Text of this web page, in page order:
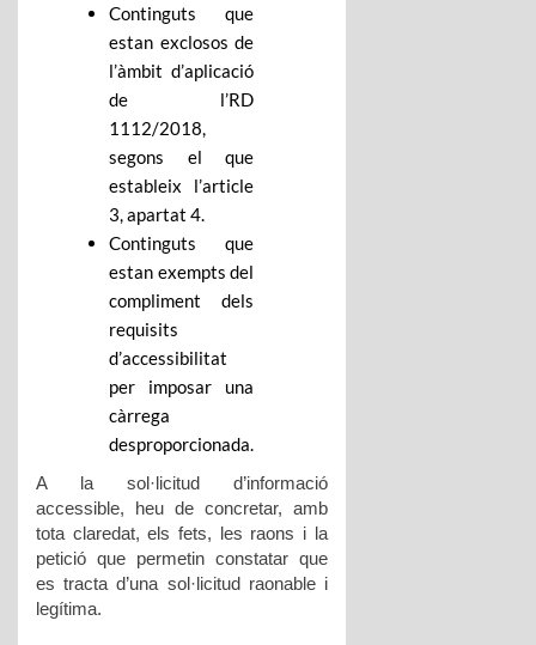
Continguts que
estan exclosos de
l’àmbit d’aplicació
de l’RD
1112/2018,
segons el que
estableix l’article
3, apartat 4.
Continguts que
estan exempts del
compliment dels
requisits
d’accessibilitat
per imposar una
càrrega
desproporcionada.
A la sol·licitud d’informació
accessible, heu de concretar, amb
tota claredat, els fets, les raons i la
petició que permetin constatar que
es tracta d’una sol·licitud raonable i
legítima.